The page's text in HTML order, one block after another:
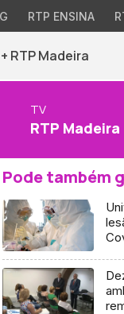
RTP ENSINA
+ RTP Madeira
TV
RTP Madeira
Pode também